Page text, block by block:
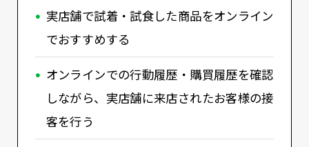
実店舗で試着・試食した商品をオンライン
でおすすめする
オンラインでの行動履歴・購買履歴を確認
しながら、実店舗に来店されたお客様の接
客を行う